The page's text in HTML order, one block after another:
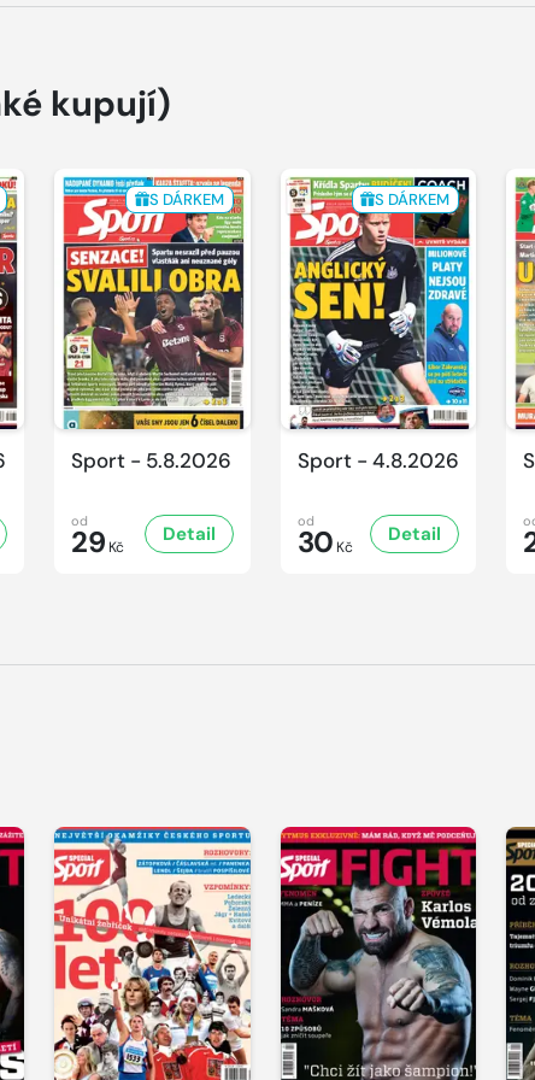
kupují)
S DÁRKEM
Sport - 5.8.2026
od
29 Kč
Detail
S DÁRKEM
Sport - 4.8.2026
od
30 Kč
Detail